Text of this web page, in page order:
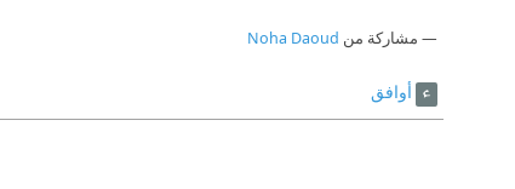
مشاركة من Noha Daoud
أوافق